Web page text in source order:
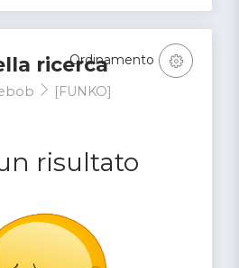
ricerca
[FUNKO]
risultato
Ordinamento